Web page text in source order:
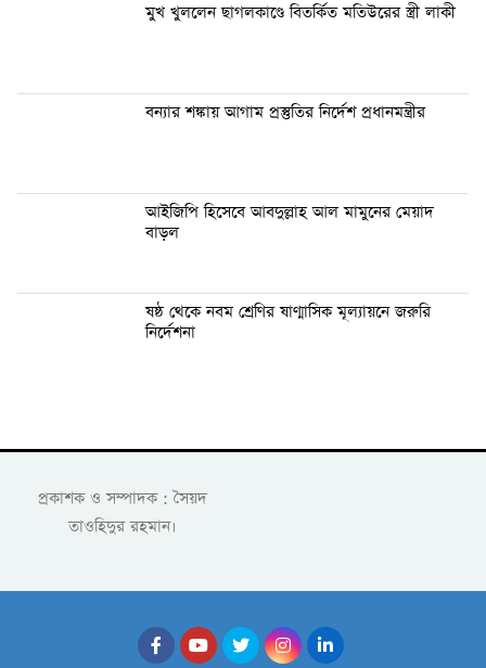
মুখ খুললেন ছাগলকাণ্ডে বিতর্কিত মতিউরের স্ত্রী লাকী
বন্যার শঙ্কায় আগাম প্রস্তুতির নির্দেশ প্রধানমন্ত্রীর
আইজিপি হিসেবে আবদুল্লাহ আল মামুনের মেয়াদ
বাড়ল
ষষ্ঠ থেকে নবম শ্রেণির ষাণ্মাসিক মূল্যায়নে জরুরি
নির্দেশনা
প্রকাশক ও সম্পাদক : সৈয়দ
তাওহিদুর রহমান।